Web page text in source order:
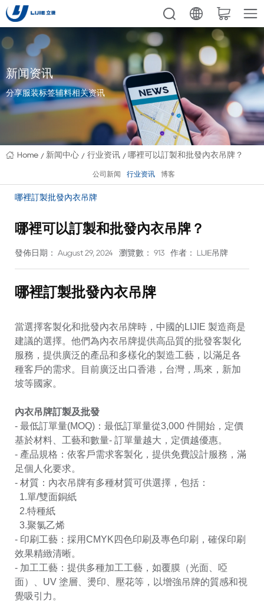
新闻资讯
分享服装标签辅料相关资讯
Home 新闻中心 行业资讯 哪裡可以訂製和批發內衣吊牌？
公司新闻 行业资讯 博客
哪裡訂製批發內衣吊牌
哪裡可以訂製和批發內衣吊牌？
發佈日期： August 29, 2024 瀏覽數： 913 作者： LIJIE吊牌
哪裡訂製批發內衣吊牌
當選擇客製化和批發內衣吊牌時，中國的LIJIE 製造商是
建議的選擇。他們為內衣吊牌提供高品質的批發客製化
服務，提供廣泛的產品和多樣化的製造工藝，以滿足各
種客戶的需求。目前廣泛出口香港，台灣，馬來，新加
坡等國家。
內衣吊牌訂製及批發
- 最低訂單量(MOQ)：最低訂單量從3,000 件開始，定價
基於材料、工藝和數量- 訂單量越大，定價越優惠。
- 產品規格：依客戶需求客製化，提供免費設計服務，滿
足個人化要求。
- 材質：內衣吊牌有多種材質可供選擇，包括：
1.單/雙面銅紙
2.特種紙
3.聚氯乙烯
- 印刷工藝：採用CMYK四色印刷及專色印刷，確保印刷
效果精緻清晰。
- 加工工藝：提供多種加工工藝，如覆膜（光面、啞
面）、UV 塗層、燙印、壓花等，以增強吊牌的質感和視
覺吸引力。